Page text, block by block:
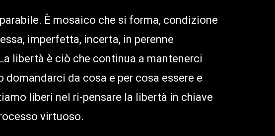
È mosaico che si forma, condizione
imperfetta, incerta, in perenne
libertà è ciò che continua a mantenerci
da cosa e per cosa essere e
liberi nel ri-pensare la libertà in chiave
virtuoso.